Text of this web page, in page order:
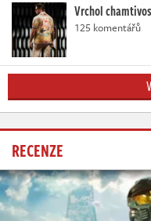
Vrchol
125 komentářů
RECENZE